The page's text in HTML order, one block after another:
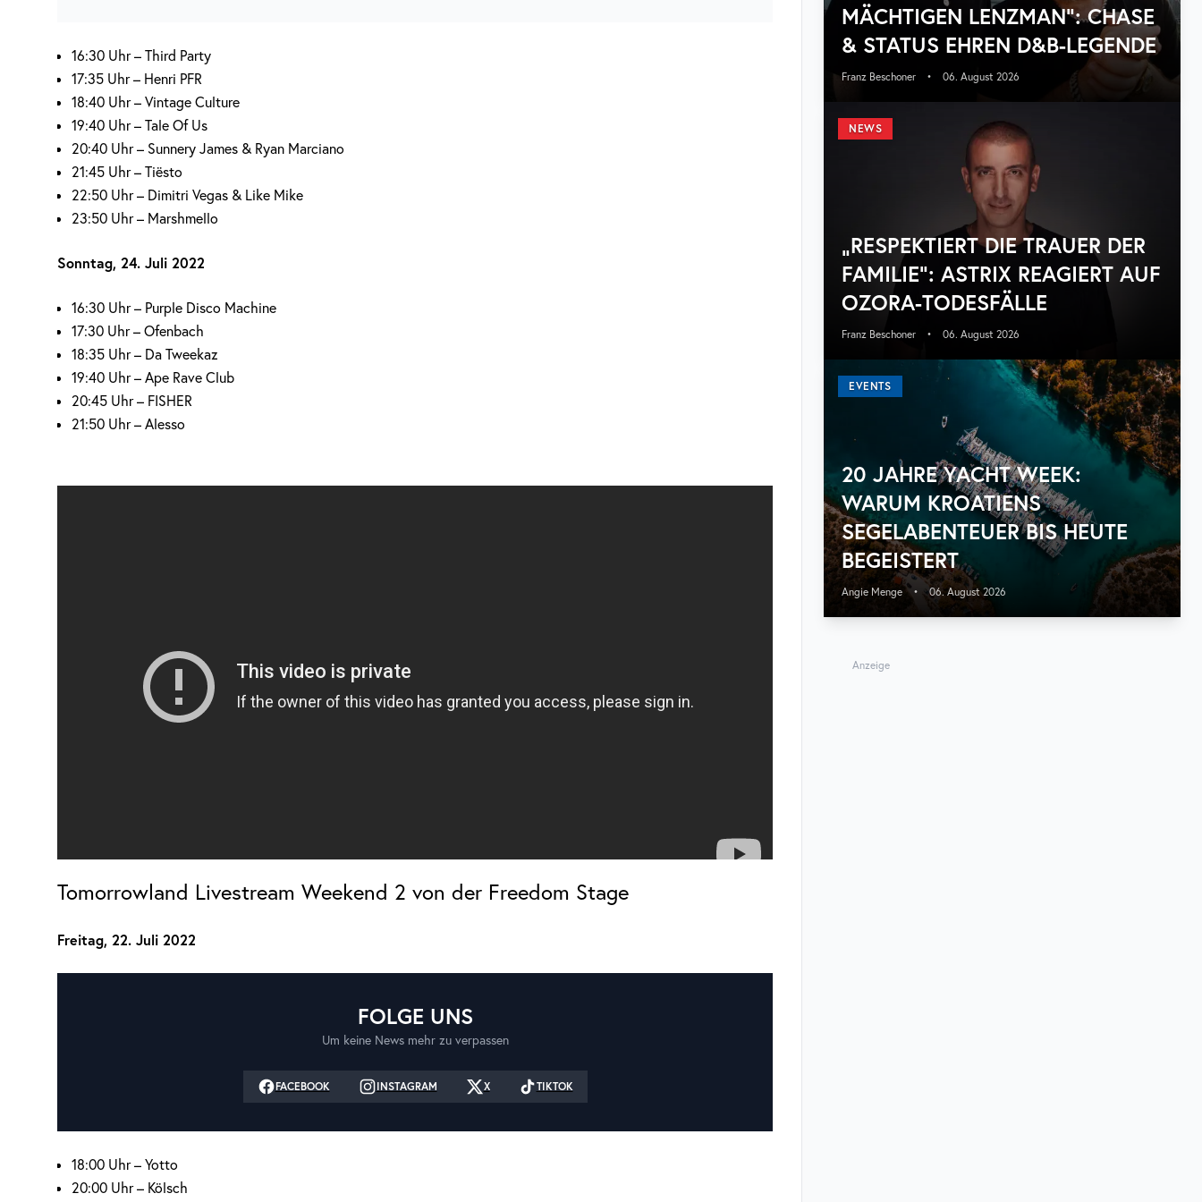
16:30 Uhr – Third Party
17:35 Uhr – Henri PFR
18:40 Uhr – Vintage Culture
19:40 Uhr – Tale Of Us
20:40 Uhr – Sunnery James & Ryan Marciano
21:45 Uhr – Tiësto
22:50 Uhr – Dimitri Vegas & Like Mike
23:50 Uhr – Marshmello
Sonntag, 24. Juli 2022
16:30 Uhr – Purple Disco Machine
17:30 Uhr – Ofenbach
18:35 Uhr – Da Tweekaz
19:40 Uhr – Ape Rave Club
20:45 Uhr – FISHER
21:50 Uhr – Alesso
Tomorrowland Livestream Weekend 2 von der Freedom Stage
Freitag, 22. Juli 2022
FOLGE UNS
Um keine News mehr zu verpassen
FACEBOOK INSTAGRAM X TIKTOK
18:00 Uhr – Yotto
20:00 Uhr – Kölsch
MÄCHTIGEN LENZMAN“: CHASE
& STATUS EHREN D&B-LEGENDE
Franz Beschoner • 06. August 2026
NEWS
„RESPEKTIERT DIE TRAUER DER
FAMILIE“: ASTRIX REAGIERT AUF
OZORA-TODESFÄLLE
Franz Beschoner • 06. August 2026
EVENTS
20 JAHRE YACHT WEEK:
WARUM KROATIENS
SEGELABENTEUER BIS HEUTE
BEGEISTERT
Angie Menge • 06. August 2026
Anzeige